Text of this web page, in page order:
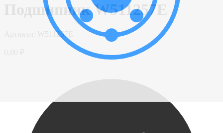
Подшипник W511257E
W511257E